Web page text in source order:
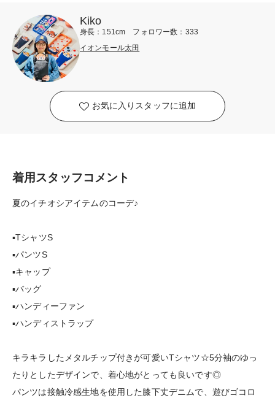
Kiko
身長：151cm フォロワー数：333
イオンモール太田
お気に入りスタッフに追加
着用スタッフコメント
夏のイチオシアイテムのコーデ♪
▪️TシャツS
▪️パンツS
▪️キャップ
▪️バッグ
▪️ハンディーファン
▪️ハンディストラップ
キラキラしたメタルチップ付きが可愛いTシャツ☆5分袖のゆっ
たりとしたデザインで、着心地がとっても良いです◎
パンツは接触冷感生地を使用した膝下丈デニムで、遊びゴコロ